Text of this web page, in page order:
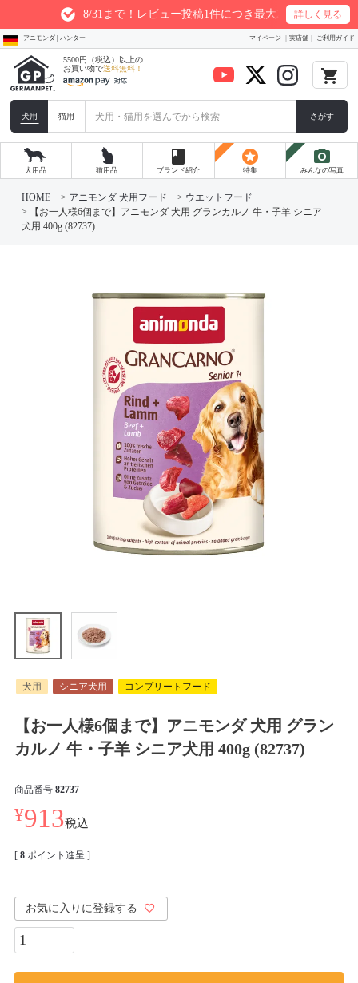
8/31まで！レビュー投稿1件につき最大200ptプレゼント
詳しく見る
アニモンダ | ハンター マイページ 実店舗 ご利用ガイド
5500円（税込）以上の
お買い物で送料無料！ local_grocery_store
犬用 猫用 さがす
犬用品 猫用品
book
ブランド紹介
stars
特集
photo_camera
みんなの写真
HOME アニモンダ 犬用フード
ウエットフード
【お一人様6個まで】アニモンダ 犬用 グランカルノ 牛・子羊 シニア
犬用 400g (82737)
犬用 シニア犬用 コンプリートフード
【お一人様6個まで】アニモンダ 犬用 グラン
カルノ 牛・子羊 シニア犬用 400g (82737)
商品番号 82737
¥913税込
[ 8 ポイント進呈 ]
お気に入りに登録する